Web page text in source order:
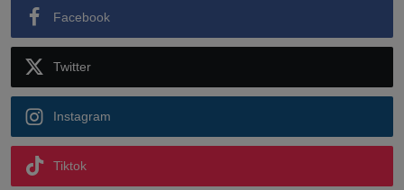
Facebook
Twitter
Instagram
Tiktok